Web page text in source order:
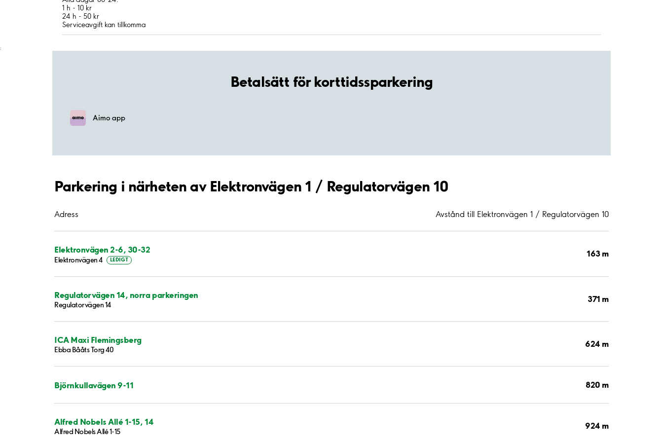
1 h - 10 kr
24 h - 50 kr
Serviceavgift kan tillkomma
;
Betalsätt för korttidssparkering
Aimo app
Parkering i närheten av Elektronvägen 1 / Regulatorvägen 10
Adress Avstånd till Elektronvägen 1 / Regulatorvägen 10
Elektronvägen 2-6, 30-32
Elektronvägen 4 LEDIGT
163 m
Regulatorvägen 14, norra parkeringen
Regulatorvägen 14
371 m
ICA Maxi Flemingsberg
Ebba Bååts Torg 40
624 m
Björnkullavägen 9-11 820 m
Alfred Nobels Allé 1-15, 14
Alfred Nobels Allé 1-15
924 m